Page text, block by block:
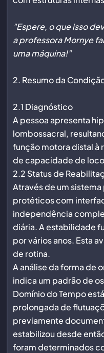
"Espere, o que isso
a professora Mornye
uma máquina!"
2. Resumo da
2.1 Diagnóstico
A pessoa apresenta
lombossacral,
função motora distal à
de capacidade de
2.2 Status de
Através de um
protéticos com
independência
diária. A estabilidade
por vários anos. Esta
de rotina.
A análise da forma de
indica um padrão de
Domínio do Tempo
prolongada de
previamente
estabilizou desde
foram determinados